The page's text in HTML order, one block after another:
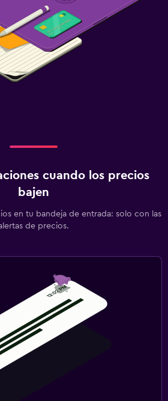
cuando los precios
bajen
en tu bandeja de entrada: solo con las
de precios.